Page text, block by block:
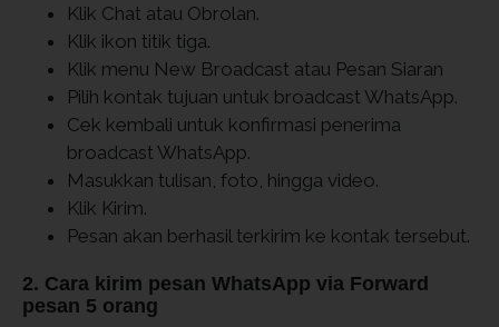
Klik Chat atau Obrolan.
Klik ikon titik tiga.
Klik menu New Broadcast atau Pesan Siaran
Pilih kontak tujuan untuk broadcast WhatsApp.
Cek kembali untuk konfirmasi penerima
broadcast WhatsApp.
Masukkan tulisan, foto, hingga video.
Klik Kirim.
Pesan akan berhasil terkirim ke kontak tersebut.
2. Cara kirim pesan WhatsApp via Forward
pesan 5 orang